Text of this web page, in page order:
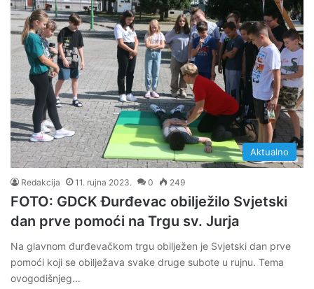
Aktualno
Redakcija 11. rujna 2023. 0 249
FOTO: GDCK Đurđevac obilježilo Svjetski
dan prve pomoći na Trgu sv. Jurja
Na glavnom đurđevačkom trgu obilježen je Svjetski dan prve
pomoći koji se obilježava svake druge subote u rujnu. Tema
ovogodišnjeg…